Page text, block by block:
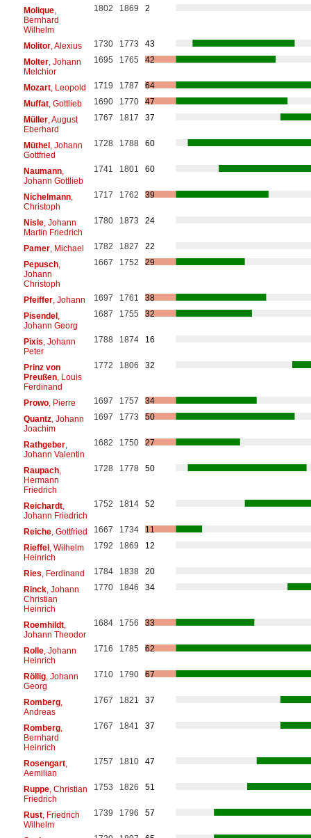
Molique,
Bernhard
Wilhelm
1802 1869 2
Molitor, Alexius 1730 1773
43
Molter, Johann
Melchior
1695 1765 42
Mozart, Leopold 1719 1787
64
Muffat, Gottlieb 1690 1770
47
Müller, August
Eberhard
1767 1817 37
Müthel, Johann
Gottfried
1728 1788 60
Naumann,
Johann Gottlieb
1741 1801 60
Nichelmann,
Christoph
1717 1762 39
Nisle, Johann
Martin Friedrich
1780 1873 24
Pamer, Michael 1782 1827
22
Pepusch,
Johann
Christoph
1667 1752 29
Pfeiffer, Johann 1697 1761
38
Pisendel,
Johann Georg
1687 1755 32
Pixis , Johann
Peter
1788 1874 16
Prinz von
Preußen, Louis
Ferdinand
1772 1806 32
Prowo, Pierre 1697 1757
34
Quantz, Johann
Joachim
1697 1773 50
Rathgeber,
Johann Valentin
1682 1750 27
Raupach,
Hermann
Friedrich
1728 1778 50
Reichardt,
Johann Friedrich
1752 1814 52
Reiche, Gottfried 1667 1734
11
Rieffel, Wilhelm
Heinrich
1792 1869 12
Ries , Ferdinand 1784 1838
20
Rinck, Johann
Christian
Heinrich
1770 1846 34
Roemhildt,
Johann Theodor
1684 1756 33
Rolle, Johann
Heinrich
1716 1785 62
Röllig, Johann
Georg
1710 1790 67
Romberg,
Andreas
1767 1821 37
Romberg,
Bernhard
Heinrich
1767 1841 37
Rosengart,
Aemilian
1757 1810 47
Ruppe, Christian
Friedrich
1753 1826 51
Rust, Friedrich
Wilhelm
1739 1796 57